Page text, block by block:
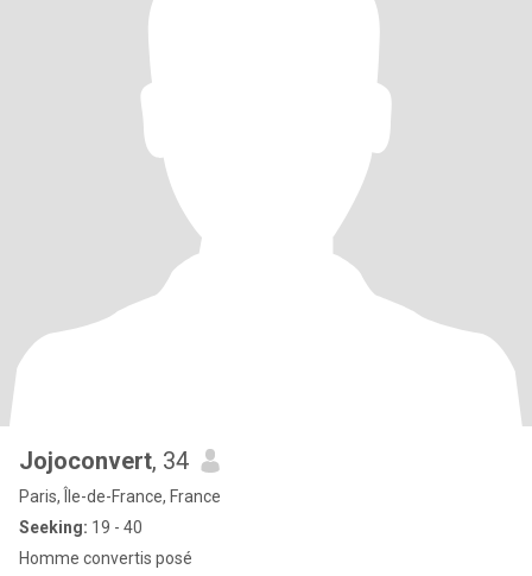
Jojoconvert, 34
Paris, Île-de-France, France
Seeking: 19 - 40
Homme convertis posé